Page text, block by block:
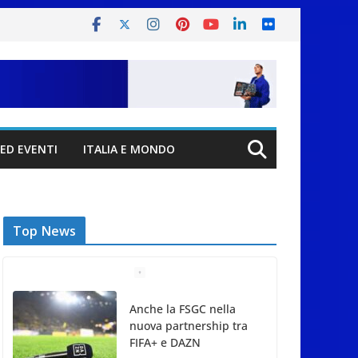
EVENTI ITALIA E MONDO
Top News
nuova partnership tra
7 Agosto 2026